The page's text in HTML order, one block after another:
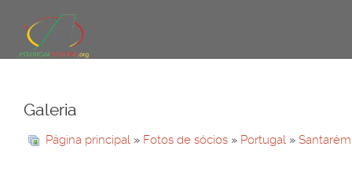
Galeria
Página principal » Fotos de sócios » Portugal » Santarém